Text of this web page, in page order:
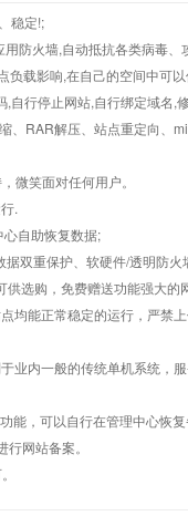
稳定!;
防火墙,自动抵抗各类病毒、
负载影响,在自己的空间中可
自行停止网站,自行绑定域名,
、RAR解压、站点重定向、
微笑面对任何用户。
.
自助恢复数据;
双重保护、软硬件/透明防火
选购，免费赠送功能强大
均能正常稳定的运行，严禁
业内一般的传统单机系统，
能，可以自行在管理中心恢
网站备案。